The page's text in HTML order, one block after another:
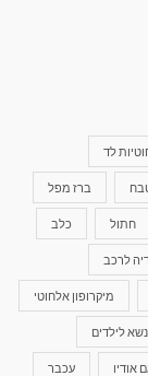
לד
ברז מפל
חתול כלב
לרכב
מיקרופון אלחוטי
לילדים
אודיו עכבר